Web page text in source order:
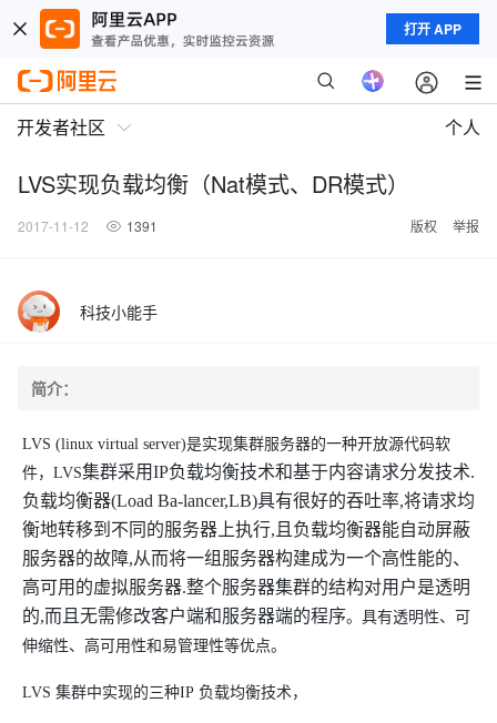
打开 APP
开发者社区 个人
LVS实现负载均衡（Nat模式、DR模式）
2017-11-12 1391 版权 举报
科技小能手
简介：
LVS (linux virtual server)是实现集群服务器的一种开放源代码软
件， LVS集群采用IP负载均衡技术和基于内容请求分发技术.
负载均衡器(Load Ba-lancer,LB)具有很好的吞吐率,将请求均
衡地转移到不同的服务器上执行, 且负载均衡器能自动屏蔽
服务器的故障,从而将一组服务器构建成为一个高性能的、
高可用的虚拟服务器.整个服务器集群的结构对用户是透明
的,而且无需修改客户端和服务器端的程序。具有透明性、可
伸缩性、高可用性和易管理性等优点。
LVS 集群中实现的三种IP 负载均衡技术，